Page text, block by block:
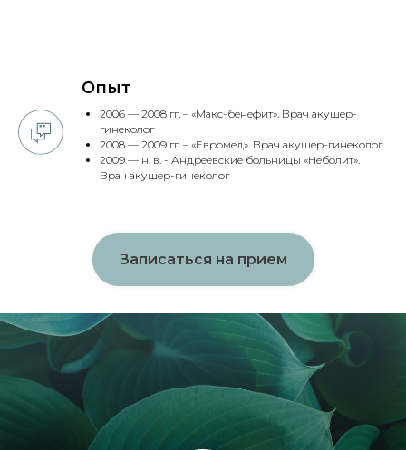
Опыт
2006 — 2008 гг. – «Макс-бенефит». Врач акушер-
гинеколог
2008 — 2009 гг. – «Евромед». Врач акушер-гинеколог.
2009 — н. в. - Андреевские больницы «Неболит».
Врач акушер-гинеколог
Записаться на прием